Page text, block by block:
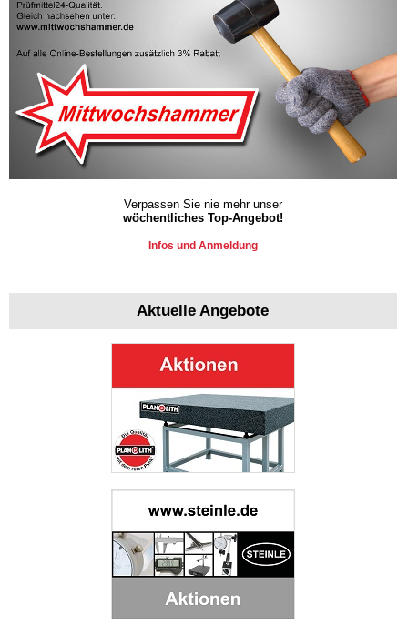
Verpassen Sie nie mehr unser
wöchentliches Top-Angebot!
Infos und Anmeldung
Aktuelle Angebote